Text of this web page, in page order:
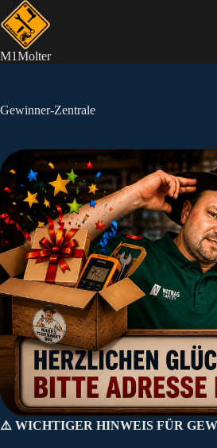
Zum
Inhalt
springen
M1Molter
Gewinner-Zentrale
⚠️ WICHTIGER HINWEIS FÜR